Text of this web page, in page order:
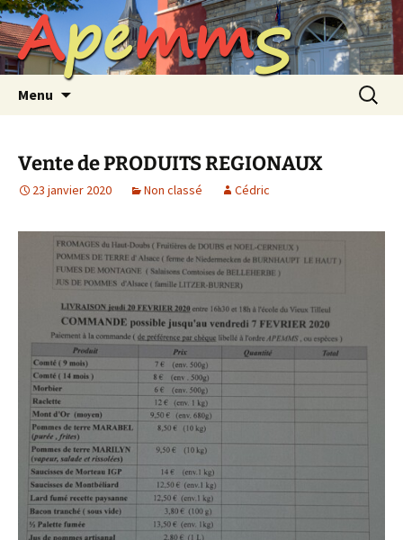
Aller
au
contenu
ApemmS
Menu
Vente de PRODUITS REGIONAUX
23 janvier 2020 Non classé Cédric